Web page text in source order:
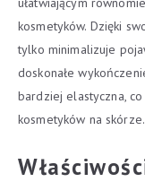
kosmetyków. Dzięki
tylko minimalizuje
doskonałe
bardziej elastyczna,
kosmetyków na skórze.